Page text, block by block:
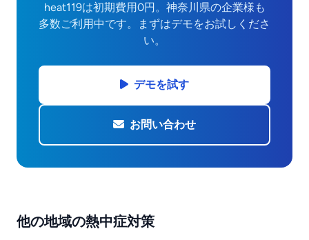
heat119は初期費用0円。神奈川県の企業様も
多数ご利用中です。まずはデモをお試しくださ
い。
デモを試す
お問い合わせ
他の地域の熱中症対策